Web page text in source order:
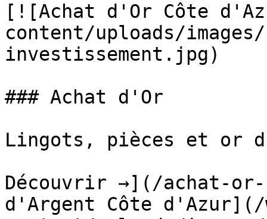
[![Achat d'Or Côte
content/uploads/
investissement.jpg)
### Achat d'Or
Lingots, pièces et or
Découvrir →](/achat-
d'Argent Côte d'Azur](/